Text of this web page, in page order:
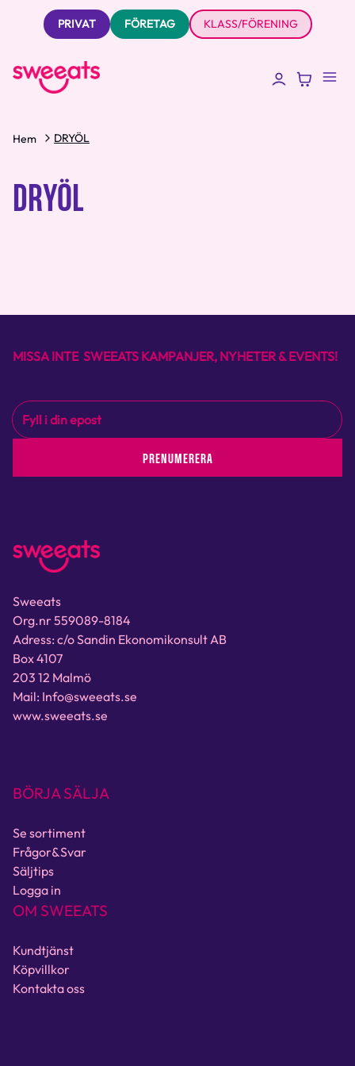
PRIVAT FÖRETAG KLASS/FÖRENING
Hem DRYÖL
DRYÖL
MISSA INTE SWEEATS KAMPANJER, NYHETER & EVENTS!
PRENUMERERA
Sweeats
Org.nr 559089-8184
Adress: c/o Sandin Ekonomikonsult AB
Box 4107
203 12 Malmö
Mail: Info@sweeats.se
www.sweeats.se
BÖRJA SÄLJA
Se sortiment
Frågor&Svar
Säljtips
Logga in
OM SWEEATS
Kundtjänst
Köpvillkor
Kontakta oss